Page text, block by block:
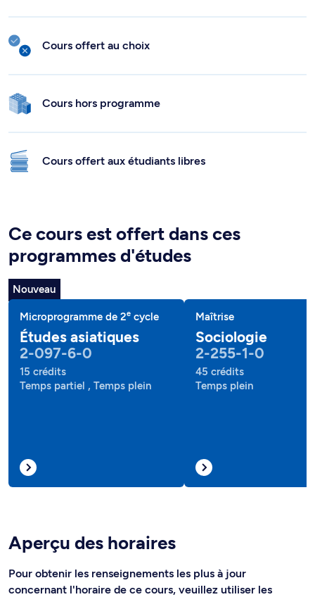
Cours offert au choix
Cours hors programme
Cours offert aux étudiants libres
Ce cours est offert dans ces
programmes d'études
Nouveau
Microprogramme de 2e cycle
Études asiatiques
2-097-6-0
15 crédits
Temps partiel , Temps plein
Maîtrise
Sociologie
2-255-1-0
45 crédits
Temps plein
Aperçu des horaires
Pour obtenir les renseignements les plus à jour
concernant l'horaire de ce cours, veuillez utiliser les